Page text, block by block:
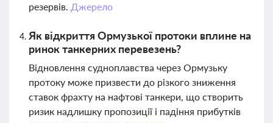
резервів. Джерело
Як відкриття Ормузької протоки вплине на
ринок танкерних перевезень?
Відновлення судноплавства через Ормузьку
протоку може призвести до різкого зниження
ставок фрахту на нафтові танкери, що створить
ризик надлишку пропозиції і падіння прибутків